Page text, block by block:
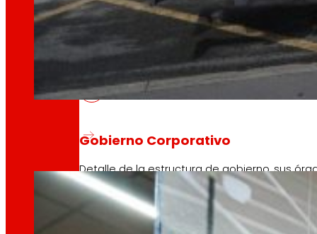
AFSEs
Espacio de información para titulares de
Gobierno Corporativo
Detalle de la estructura de gobierno, sus
EROSKI se suma un año más a
27/03/2026